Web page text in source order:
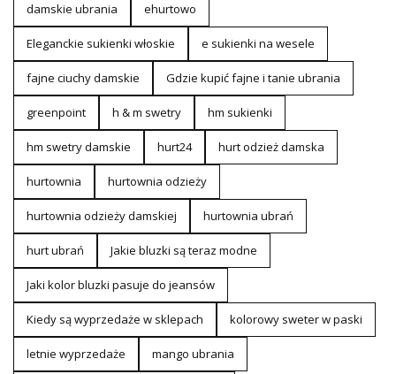
damskie ubrania ehurtowo
Eleganckie sukienki włoskie e sukienki na wesele
fajne ciuchy damskie Gdzie kupić fajne i tanie ubrania
greenpoint h & m swetry hm sukienki
hm swetry damskie hurt24 hurt odzież damska
hurtownia hurtownia odzieży
hurtownia odzieży damskiej hurtownia ubrań
hurt ubrań Jakie bluzki są teraz modne
Jaki kolor bluzki pasuje do jeansów
Kiedy są wyprzedaże w sklepach kolorowy sweter w paski
letnie wyprzedaże mango ubrania